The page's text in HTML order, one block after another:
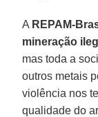
A REPAM-
mineração
mas toda a
outros metais
violência nos
qualidade do